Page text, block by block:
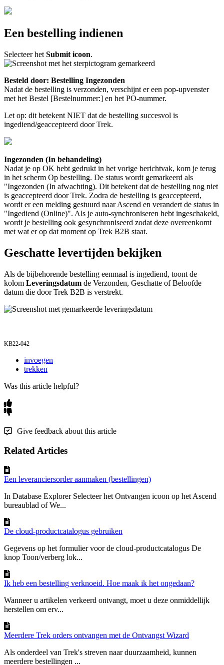
Een bestelling indienen
Selecteer het Submit icoon.
Besteld door: Bestelling Ingezonden
Nadat de bestelling is verzonden, verschijnt er een pop-upvenster
met het Bestel [Bestelnummer:] en het PO-nummer.
Let op: dit betekent NIET dat de bestelling succesvol is
ingediend/geaccepteerd door Trek.
Ingezonden (In behandeling)
Nadat je op OK hebt gedrukt in het vorige berichtvak, kom je terug
in het scherm Op bestelling. De status wordt gemarkeerd als
"Ingezonden (In afwachting). Dit betekent dat de bestelling nog niet
is geaccepteerd door Trek. Zodra de bestelling is geaccepteerd,
wordt er een melding gestuurd naar Ascend en verandert de status in
"Ingediend (Online)". Als je auto-synchroniseren hebt ingeschakeld,
wordt je bestelling ook gesynchroniseerd zodat deze overeenkomt
met wat er op dat moment op Trek B2B staat.
Geschatte levertijden bekijken
Als de bijbehorende bestelling eenmaal is ingediend, toont de
kolom Leveringsdatum de Verzonden, Geschatte of Beloofde
datum die door Trek B2B is verstrekt.
KB22-042
invoegen
trekken
Was this article helpful?
Give feedback about this article
Related Articles
Een leveranciersorder aanmaken (bestellingen)
In Database Explorer Selecteer het Ontvangen icoon op het Ascend
bureaublad of We...
De cloud-productcatalogus gebruiken
Gegevens op het formulier voor de cloud-productcatalogus De
knop Toon/verberg lok...
Ik heb een bestelling verknoeid. Hoe maak ik het ongedaan?
Wanneer u artikelen verkeerd ontvangt, moet u deze onmiddellijk
herstellen om erv...
Meerdere Trek orders ontvangen met de Ontvangst Wizard
Als onderdeel van Trek's streven naar duurzaamheid, kunnen
meerdere bestellingen ...